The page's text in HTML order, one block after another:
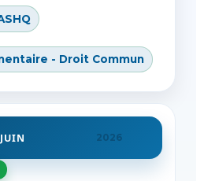
- Droit Commun
JUIN 2026